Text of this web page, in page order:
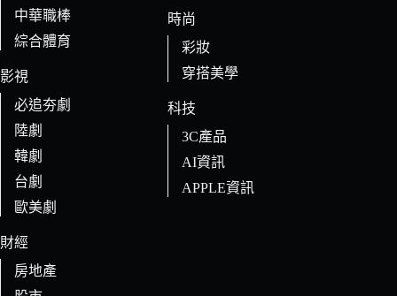
中華職棒
綜合體育
影視
必追夯劇
陸劇
韓劇
台劇
歐美劇
財經
房地產
時尚
彩妝
穿搭美學
科技
3C產品
AI資訊
APPLE資訊